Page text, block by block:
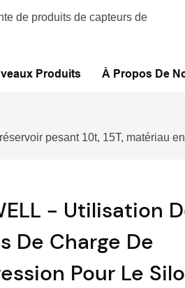
de produits de capteurs de
Produits À Propos De
pesant 10t, 15T, matériau
- Utilisation
De Charge De
Pour Le Silo